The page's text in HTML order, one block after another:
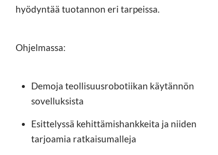
hyödyntää tuotannon eri tarpeissa.
Ohjelmassa:
Demoja teollisuusrobotiikan käytännön
sovelluksista
Esittelyssä kehittämishankkeita ja niiden
tarjoamia ratkaisumalleja